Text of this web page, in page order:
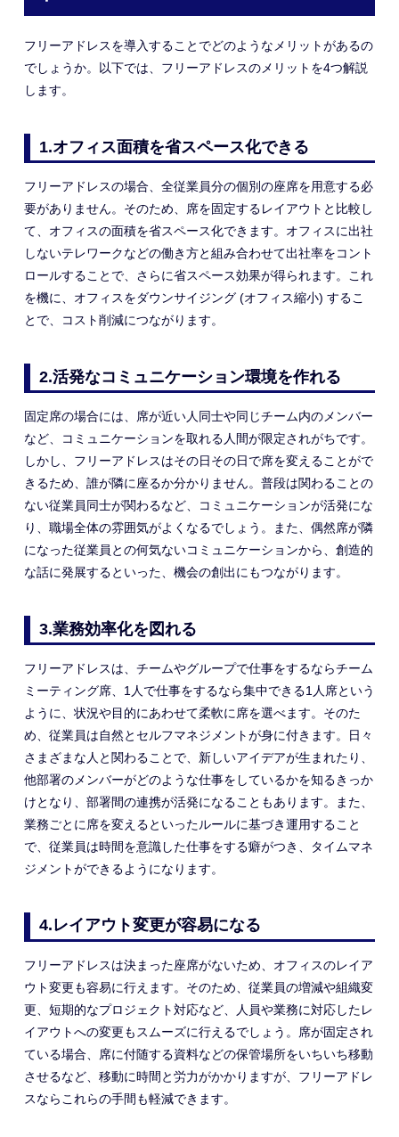
フリーアドレスを導入することでどのようなメリットがあるの
でしょうか。以下では、フリーアドレスのメリットを4つ解説
します。
1.オフィス面積を省スペース化できる
フリーアドレスの場合、全従業員分の個別の座席を用意する必
要がありません。そのため、席を固定するレイアウトと比較し
て
オフィスの面積を省スペース化できます。オフィスに出社
しないテレワークなどの働き方と組み合わせて出社率をコント
ロールすることで、さらに省スペース効果が得られます。
これ
を機に、オフィスをダウンサイジング(オフィス縮小) するこ
とで、コスト削減につながります。
2.活発なコミュニケーション環境を作れる
固定席の場合には、席が近い人 同士や同じチーム内のメンバー
など、 コミュニケーションを取れる 人間が限定されがちです。
しかし、フリーアドレスはその日その日で席を変えることがで
きるため、誰が隣に座るか分かりません。普段は関わることの
ない従業員同士が関わるなど、コミュニケーションが活発にな
り
職場全体の雰囲気がよくなるでしょう。
また、偶然席が隣
になった従業員との何気ないコミュニケーションから、創造的
な話に発展するといった、機会の創出にもつながります。
3.業務効率化を図れる
フリーアドレスは、チームやグループで仕事をするならチーム
ミーティング席、1人で仕事をするなら集中できる1人席という
ように、状況や目的にあわせて柔軟に 席を選べます。そのた
め 、従業員は自然とセルフマネジメントが身に付きます。日々
さまざまな 人と関わることで、 新しいアイデアが生まれたり、
他部署のメンバーがどのような仕事をしているかを知るきっか
けとなり、部署間の連携が活発になることもあります。また、
業務ごとに席を変えるといったルールに基づき運用すること
で、従業員は時間を意識した仕事をする癖がつき、タイムマネ
ジメントができるようになります。
4.レイアウト変更が容易になる
フリーアドレスは決まった座席がないため、オフィスのレイア
ウト変更も容易に行えます。そのため、従業員の増減や組織変
更、短期的なプロジェクト対応など、人員や業務に対応したレ
イアウトへの変更もスムーズに行えるでしょう。席が固定され
ている場合、
席に付随する資料などの保管場所をいちいち移動
させるなど、 移動に時間と労力がかかりますが、フリーアドレ
スならこれらの手間も軽減できます。